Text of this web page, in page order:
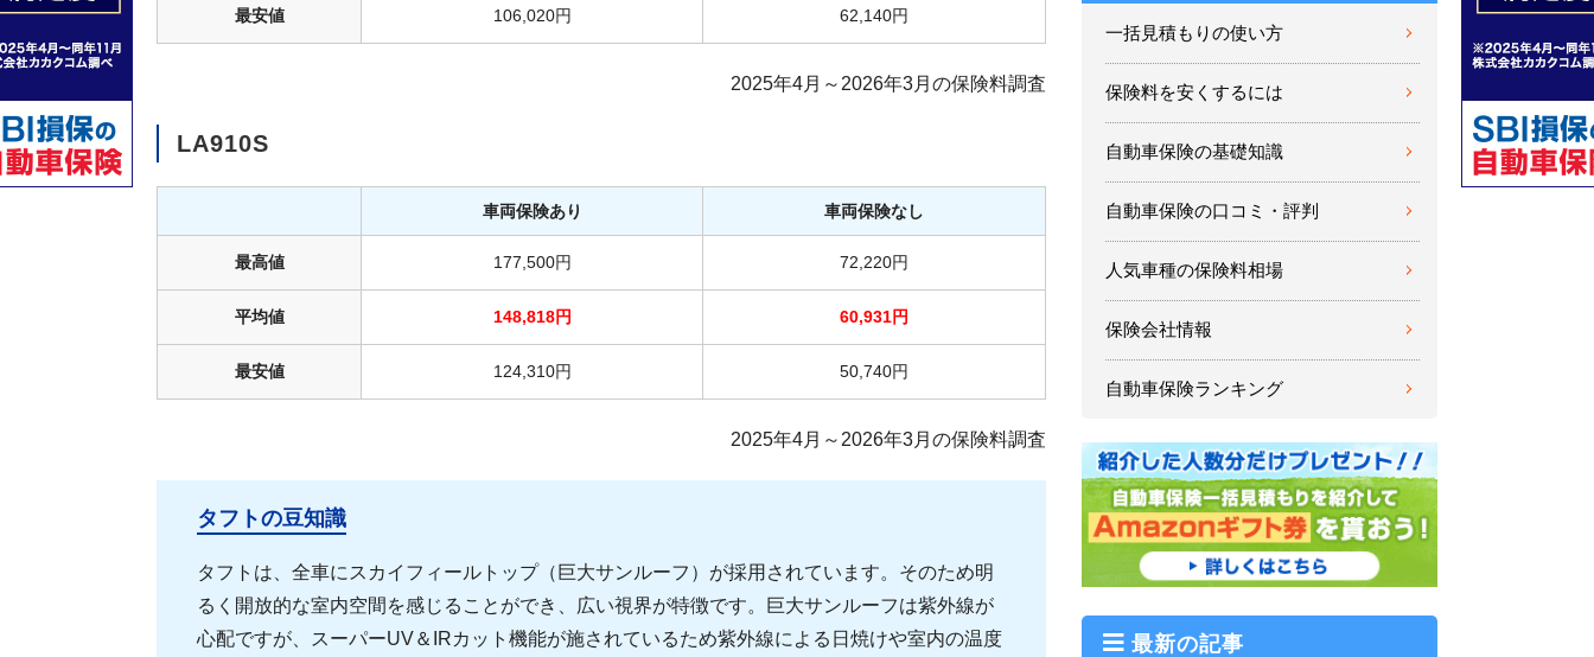
最安値 106,020円 62,140円
2025年4月～2026年3月の保険料調査
LA910S
車両保険あり 車両保険なし
最高値 177,500円 72,220円
平均値 148,818円 60,931円
最安値 124,310円 50,740円
2025年4月～2026年3月の保険料調査
タフトの豆知識
タフトは、全車にスカイフィールトップ（巨大サンルーフ）が採用されています。そのため明
るく開放的な室内空間を感じることができ、広い視界が特徴です。巨大サンルーフは紫外線が
心配ですが、スーパーUV＆IRカット機能が施されているため紫外線による日焼けや室内の温度
一括見積もりの使い方
保険料を安くするには
自動車保険の基礎知識
自動車保険の口コミ・評判
人気車種の保険料相場
保険会社情報
自動車保険ランキング
最新の記事